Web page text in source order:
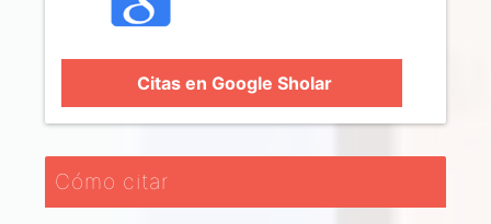
Citas en Google Sholar
Cómo citar